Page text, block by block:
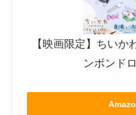
【映画限定】ちいか
ンボンド